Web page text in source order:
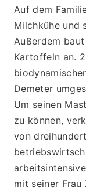
Auf dem
Milchkühe und
Außerdem
Kartoffeln an.
Demeter
Um seinen
zu können,
von
mit seiner Frau